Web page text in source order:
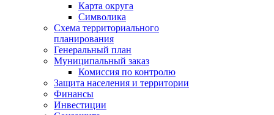
Карта округа
Символика
Схема территориального
планирования
Генеральный план
Муниципальный заказ
Комиссия по контролю
Защита населения и территории
Финансы
Инвестиции